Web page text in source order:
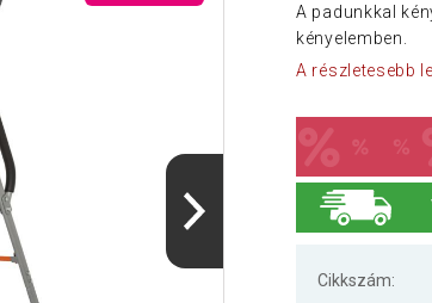
A padunkkal
kényelemben.
A részletesebb
Cikkszám: